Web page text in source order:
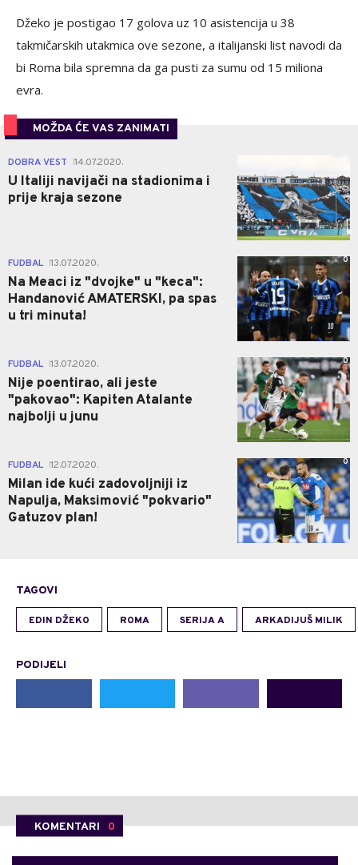
Džeko je postigao 17 golova uz 10 asistencija u 38
takmičarskih utakmica ove sezone, a italijanski list navodi da
bi Roma bila spremna da ga pusti za sumu od 15 miliona
evra.
MOŽDA ĆE VAS ZANIMATI
DOBRA VEST 14.07.2020.
U Italiji navijači na stadionima i
prije kraja sezone
FUDBAL 13.07.2020.
Na Meaci iz "dvojke" u "keca":
Handanović AMATERSKI, pa spas
u tri minuta!
0
FUDBAL 13.07.2020.
Nije poentirao, ali jeste
"pakovao": Kapiten Atalante
najbolji u junu
0
FUDBAL 12.07.2020.
Milan ide kući zadovoljniji iz
Napulja, Maksimović "pokvario"
Gatuzov plan!
0
TAGOVI
EDIN DŽEKO ROMA SERIJA A ARKADIJUŠ MILIK
PODIJELI
KOMENTARI 0